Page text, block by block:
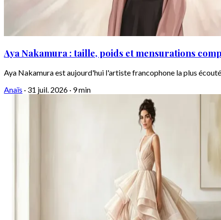
Aya Nakamura : taille, poids et mensurations
Aya Nakamura est aujourd'hui l'artiste francophone la plus
Anaïs · 31 juil. 2026 · 9 min